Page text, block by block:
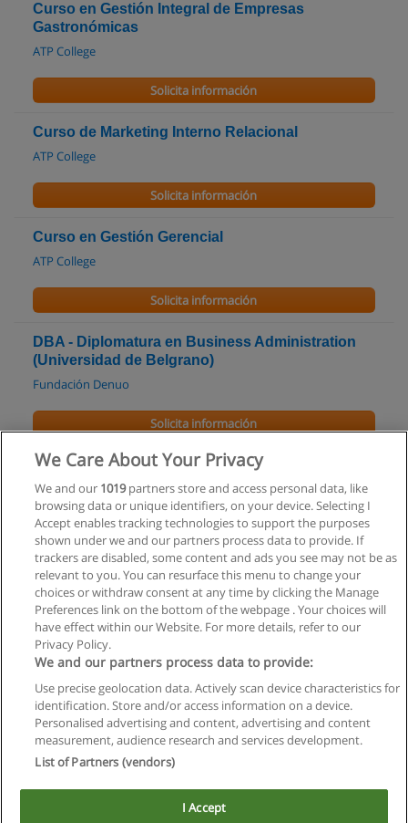
Curso en Gestión Integral de Empresas
Gastronómicas
ATP College
Solicita información
Curso de Marketing Interno Relacional
ATP College
Solicita información
Curso en Gestión Gerencial
ATP College
Solicita información
DBA - Diplomatura en Business Administration
(Universidad de Belgrano)
Fundación Denuo
Solicita información
PIC - Curso de Posgrado Ejecutivo en Identidad
Corporativa (Universidad de Belgrano)
Fundación Denuo
Solicita información
Privacidad de datos
Contactar con Educaedu
Copyright © Educaedu Business S.L. - CIF : B-95610580: -
We Care About Your Privacy
We and our 1019partners store and access personal data, like
browsing data or unique identifiers, on your device. Selecting I
Accept enables tracking technologies to support the purposes
shown under we and our partners process data to provide. If
trackers are disabled, some content and ads you see may not be as
relevant to you. You can resurface this menu to change your
choices or withdraw consent at any time by clicking the Manage
Preferences link on the bottom of the webpage . Your choices will
have effect within our Website. For more details, refer to our
Privacy Policy.
We and our partners process data to provide:
Use precise geolocation data. Actively scan device characteristics for
identification. Store and/or access information on a device.
Personalised advertising and content, advertising and content
measurement, audience research and services development.
List of Partners (vendors)
I Accept